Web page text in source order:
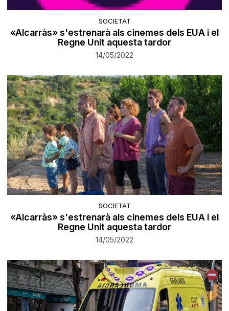
SOCIETAT
«Alcarràs» s'estrenarà als cinemes dels EUA i el
Regne Unit aquesta tardor
14/05/2022
SOCIETAT
«Alcarràs» s'estrenarà als cinemes dels EUA i el
Regne Unit aquesta tardor
14/05/2022